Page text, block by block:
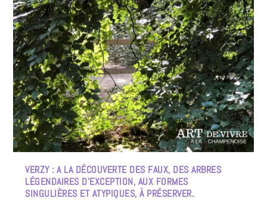
VERZY : A LA DÉCOUVERTE DES FAUX, DES ARBRES
LÉGENDAIRES D’EXCEPTION, AUX FORMES
SINGULIÈRES ET ATYPIQUES, À PRÉSERVER.